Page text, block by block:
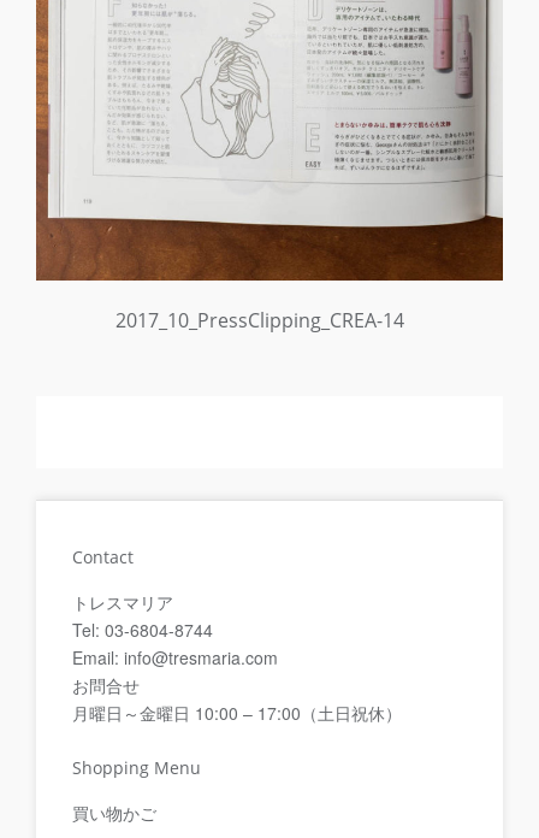
2017_10_PressClipping_CREA-14
Contact
トレスマリア
Tel: 03-6804-8744
Email: info@tresmaria.com
お問合せ
月曜日～金曜日 10:00 – 17:00（土日祝休）
Shopping Menu
買い物かご